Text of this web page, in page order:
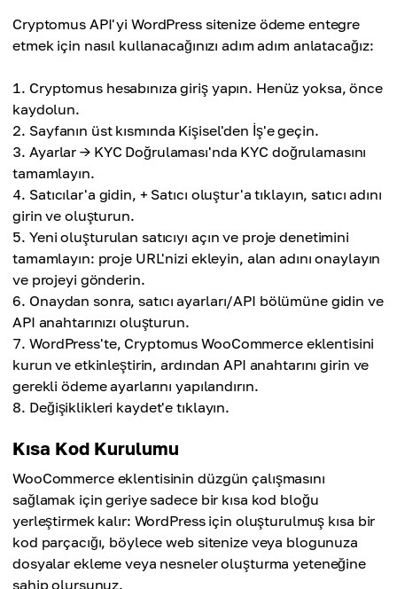
Cryptomus API'yi WordPress sitenize ödeme entegre
etmek için nasıl kullanacağınızı adım adım anlatacağız:
Cryptomus hesabınıza giriş yapın. Henüz yoksa, önce
kaydolun.
Sayfanın üst kısmında Kişisel'den İş'e geçin.
Ayarlar → KYC Doğrulaması'nda KYC doğrulamasını
tamamlayın.
Satıcılar'a gidin, + Satıcı oluştur'a tıklayın, satıcı adını
girin ve oluşturun.
Yeni oluşturulan satıcıyı açın ve proje denetimini
tamamlayın: proje URL'nizi ekleyin, alan adını onaylayın
ve projeyi gönderin.
Onaydan sonra, satıcı ayarları/API bölümüne gidin ve
API anahtarınızı oluşturun.
WordPress'te, Cryptomus WooCommerce eklentisini
kurun ve etkinleştirin, ardından API anahtarını girin ve
gerekli ödeme ayarlarını yapılandırın.
Değişiklikleri kaydet'e tıklayın.
Kısa Kod Kurulumu
WooCommerce eklentisinin düzgün çalışmasını
sağlamak için geriye sadece bir kısa kod bloğu
yerleştirmek kalır: WordPress için oluşturulmuş kısa bir
kod parçacığı, böylece web sitenize veya blogunuza
dosyalar ekleme veya nesneler oluşturma yeteneğine
sahip olursunuz.